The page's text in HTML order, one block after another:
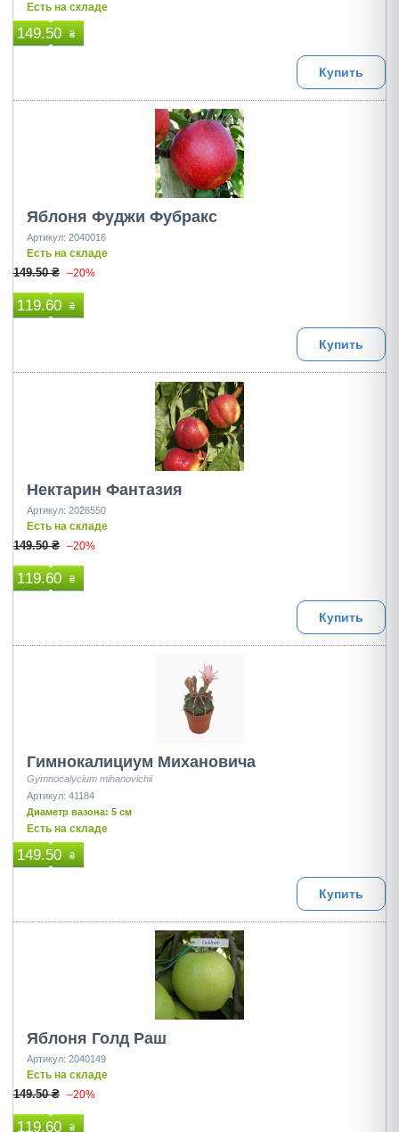
Есть на складе
149.50 ₴
Купить
Яблоня Фуджи Фубракс
Артикул: 2040016
Есть на складе
149.50 ₴ –20%
119.60 ₴
Купить
Нектарин Фантазия
Артикул: 2026550
Есть на складе
149.50 ₴ –20%
119.60 ₴
Купить
Гимнокалициум Михановича
Gymnocalycium mihanovichii
Артикул: 41184
Диаметр вазона: 5 см
Есть на складе
149.50 ₴
Купить
Яблоня Голд Раш
Артикул: 2040149
Есть на складе
149.50 ₴ –20%
119.60 ₴